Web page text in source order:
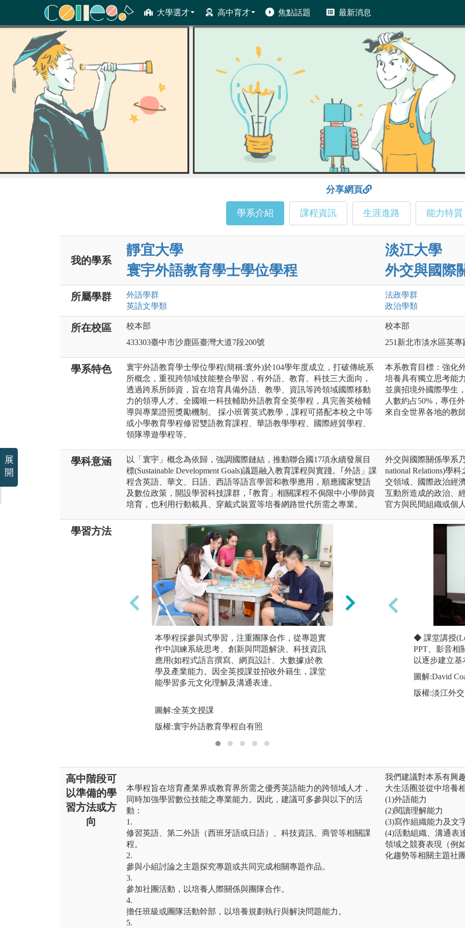
大學選才 高中育才 焦點話題 最新消息
ColleGo! 大學選才與高中育才輔助系統
分享網頁
學系介紹 課程資訊 生涯進路 能力特質
我的學系
靜宜大學
寰宇外語教育學士學位學程
淡江大學
外交與國際
所屬學群 外語學群
英語文學類
法政學群
政治學類
所在校區
校本部
433303臺中市沙鹿區臺灣大道7段200號
校本部
251新北市淡水區英專
學系特色
寰宇外語教育學士學位學程(簡稱:寰外)於104學年度成立，打破傳統系
所概念，重視跨領域技能整合學習，有外語、教育、科技三大面向，
透過跨系所師資，旨在培育具備外語、教學、資訊等跨領域國際移動
力的領導人才。全國唯一科技輔助外語教育全英學程，具完善英檢輔
導與專業證照獎勵機制。 採小班菁英式教學，課程可搭配本校之中等
或小學教育學程修習雙語教育課程、華語教學學程、國際經貿學程、
領隊導遊學程等。
本系教育目標：強化
培養具有獨立思考能
並廣招境外國際學生
人數約占50%，專任
來自全世界各地的教
學科意涵
以「寰宇」概念為依歸，強調國際鏈結，推動聯合國17項永續發展目
標(Sustainable Development Goals)議題融入教育課程與實踐。｢外語」課
程含英語、華文、日語、西語等語言學習和教學應用，順應國家雙語
及數位政策，開設學習科技課群，｢教育」相關課程不侷限中小學師資
培育，也利用行動載具、穿戴式裝置等培養網路世代所需之專業。
外交與國際關係學系
national Relations)學
交領域、國際政治經
互動所造成的政治、
官方與民間組織或個
學習方法
本學程採參與式學習，注重團隊合作，從專題實
作中訓練系統思考、創新與問題解決、科技資訊
應用(如程式語言撰寫、網頁設計、大數據)於教
學及產業能力。因全英授課並招收外籍生，課堂
能學習多元文化理解及溝通表達。
圖解:全英文授課
版權:寰宇外語教育學程自有照
小組合作及討論：
敘事練習，培養學
以合作方式，呈現最
進人與人之間相互瞭
係的技能、技巧與策
見，以培養團隊精神
◆ 課堂講授
PPT、影音相
以逐步建立基
圖解:David
版權:淡江外
高中階段可
以準備的學
習方法或方
向
本學程旨在培育產業界或教育界所需之優秀英語能力的跨領域人才，
同時加強學習數位技能之專業能力。因此，建議可多參與以下的活
動：
1.
修習英語、第二外語（西班牙語或日語）、科技資訊、商管等相關課
程。
2.
參與小組討論之主題探究專題或共同完成相關專題作品。
3.
參加社團活動，以培養人際關係與團隊合作。
4.
擔任班級或團隊活動幹部，以培養規劃執行與解決問題能力。
5.
我們建議對本系有興
大生活圈並從中培養
(1)外語能力
(2)閱讀理解能力
(3)寫作組織能力及文
(4)活動組織、溝通表
領域之競賽表現（例
化趨勢等相關主題社
展
開